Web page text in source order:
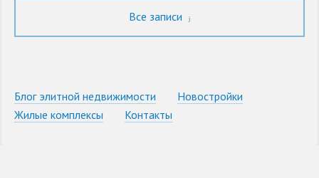
Все записи
Блог элитной недвижимости
Новостройки
Жилые комплексы
Контакты